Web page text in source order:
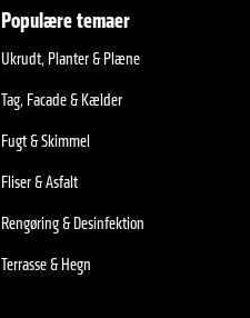
Populære temaer
Ukrudt, Planter & Plæne
Tag, Facade & Kælder
Fugt & Skimmel
Fliser & Asfalt
Rengøring & Desinfektion
Terrasse & Hegn